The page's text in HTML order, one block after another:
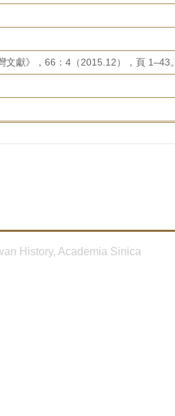
文獻》，66：4（2015.12），頁 1–43。
History, Academia Sinica